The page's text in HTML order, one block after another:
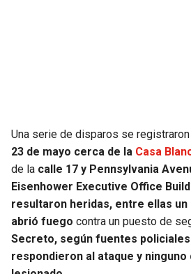
PACKERS
VIKINGS
FALCONS
PANTHERS
TIMBERWOLVES
THUNDER
TRAIL BLAZERS
JAZZ
Una serie de disparos se
23 de mayo cerca de la Casa
de la calle 17 y Pennsylvania
Eisenhower Executive Office
resultaron heridas, entre ellas un
abrió fuego contra un puesto de
Secreto, según fuentes
respondieron al ataque y